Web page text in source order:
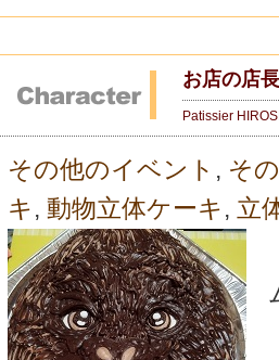
お店の店
Patissier
その他のイベント , そ
キ , 動物立体ケーキ , 立